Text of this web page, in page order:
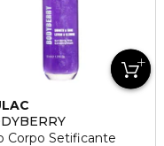
Esfoliante
Corpo Setificante